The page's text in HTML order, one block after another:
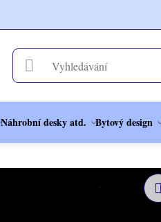
Náhrobní desky atd. Bytový design